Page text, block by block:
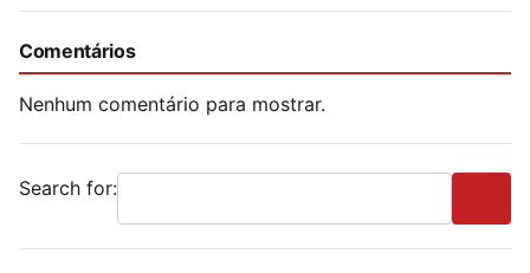
Comentários
Nenhum comentário para mostrar.
Search for: